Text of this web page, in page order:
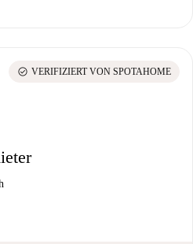
check_circle VERIFIZIERT VON SPOTAHOME